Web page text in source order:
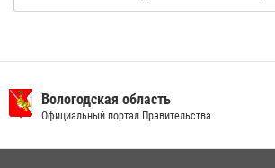
Вологодская область
Официальный портал Правительства